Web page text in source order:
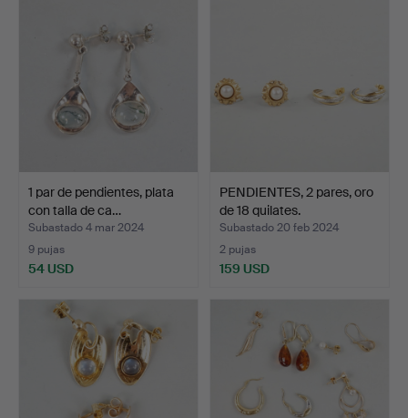
1 par de pendientes, plata
con talla de ca…
Subastado 4 mar 2024
9 pujas
54 USD
PENDIENTES, 2 pares, oro
de 18 quilates.
Subastado 20 feb 2024
2 pujas
159 USD